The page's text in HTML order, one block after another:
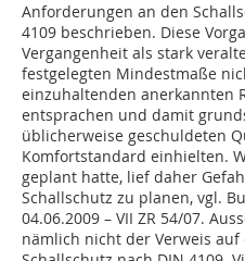
Anforderungen an den
4109 beschrieben. Diese
Vergangenheit als stark
festgelegten Mindestmaße
einzuhaltenden anerkannten
entsprachen und damit
üblicherweise geschuldeten
Komfortstandard einhielten.
geplant hatte, lief daher
Schallschutz zu ­planen, vgl.
04.06.2009 – VII ZR 54/07.
nämlich nicht der Verweis